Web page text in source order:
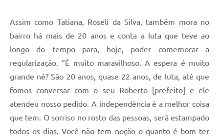
Assim como Tatiana, Roseli da Silva, também mora no
bairro há mais de 20 anos e conta a luta que teve ao
longo do tempo para, hoje, poder comemorar a
regularização. “É muito maravilhoso. A espera é muito
grande né? São 20 anos, quase 22 anos, de luta, até que
fomos conversar com o seu Roberto [prefeito] e ele
atendeu nosso pedido. A independência é a melhor coisa
que tem. O sorriso no rosto das pessoas, será estampado
todos os dias. Você não tem noção o quanto é bom ter